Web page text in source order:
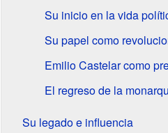
Su inicio en la vida
Su papel como
Emilio Castelar como
El regreso de la
Su legado e influencia